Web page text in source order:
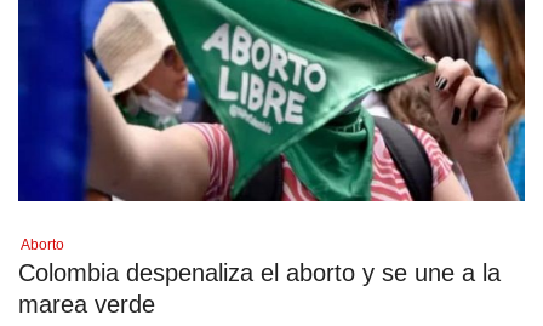
Aborto
Colombia despenaliza el aborto y se une a la
marea verde